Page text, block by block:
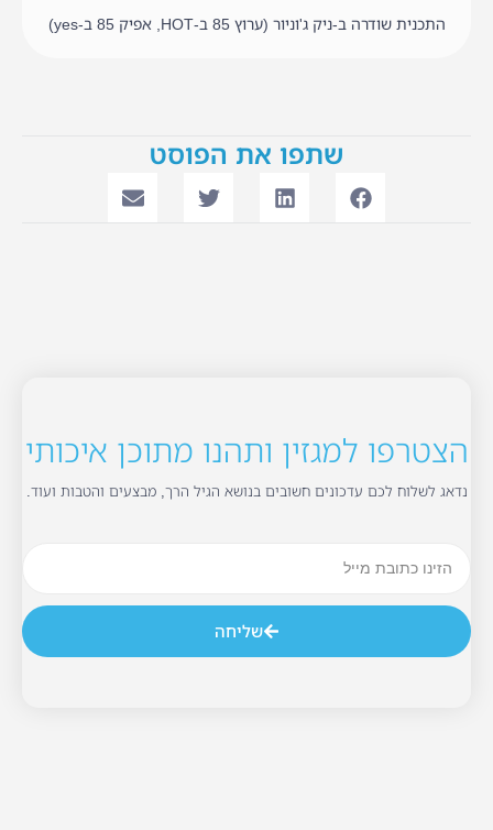
התכנית שודרה ב-ניק ג'וניור (ערוץ 85 ב-HOT, אפיק 85 ב-yes)
שתפו את הפוסט
הצטרפו למגזין ותהנו מתוכן איכותי
נדאג לשלוח לכם עדכונים חשובים בנושא הגיל הרך, מבצעים והטבות ועוד.
שליחה